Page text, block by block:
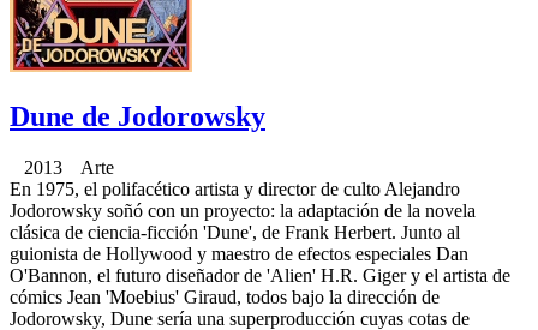
Dune de Jodorowsky
2013 Arte
En 1975, el polifacético artista y director de culto Alejandro
Jodorowsky soñó con un proyecto: la adaptación de la novela
clásica de ciencia-ficción 'Dune', de Frank Herbert. Junto al
guionista de Hollywood y maestro de efectos especiales Dan
O'Bannon, el futuro diseñador de 'Alien' H.R. Giger y el artista de
cómics Jean 'Moebius' Giraud, todos bajo la dirección de
Jodorowsky, Dune sería una superproducción cuyas cotas de